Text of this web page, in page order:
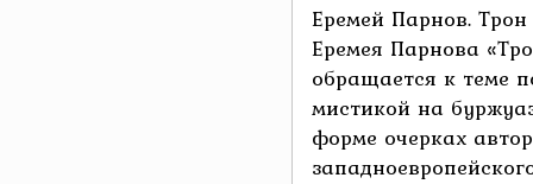
Еремей Парнов.
Еремея Парнова
обращается к теме
мистикой на
форме очерках